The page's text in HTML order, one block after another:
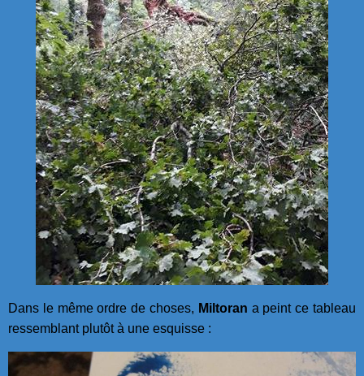
Dans le même ordre de choses, Miltoran a peint ce tableau
ressemblant plutôt à une esquisse :